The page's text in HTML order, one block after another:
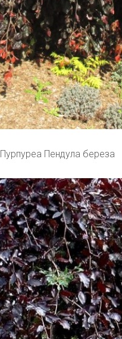
Пурпуреа Пендула береза